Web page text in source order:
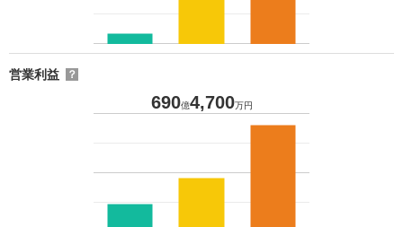
営業利益 ？
690億4,700万円